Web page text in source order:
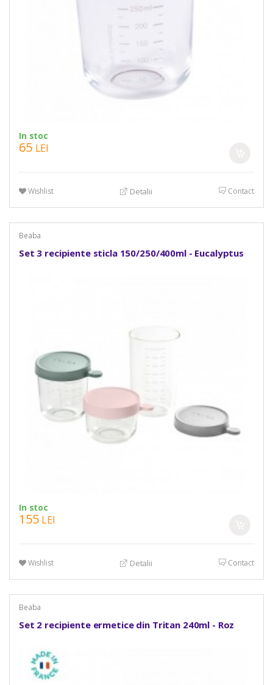
In stoc
65 LEI
Wishlist Detalii Contact
Beaba
Set 3 recipiente sticla 150/250/400ml - Eucalyptus
In stoc
155 LEI
Wishlist Detalii Contact
Beaba
Set 2 recipiente ermetice din Tritan 240ml - Roz